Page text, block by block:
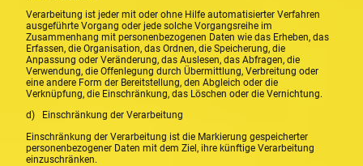
Verarbeitung ist jeder mit oder ohne Hilfe automatisierter Verfahren
ausgeführte Vorgang oder jede solche Vorgangsreihe im
Zusammenhang mit personenbezogenen Daten wie das Erheben, das
Erfassen, die Organisation, das Ordnen, die Speicherung, die
Anpassung oder Veränderung, das Auslesen, das Abfragen, die
Verwendung, die Offenlegung durch Übermittlung, Verbreitung oder
eine andere Form der Bereitstellung, den Abgleich oder die
Verknüpfung, die Einschränkung, das Löschen oder die Vernichtung.
d) Einschränkung der Verarbeitung
Einschränkung der Verarbeitung ist die Markierung gespeicherter
personenbezogener Daten mit dem Ziel, ihre künftige Verarbeitung
einzuschränken.